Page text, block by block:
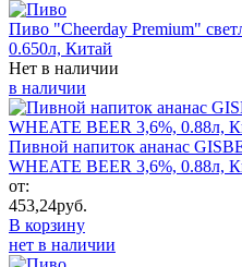
Пиво "Cheerday Premium"
0.650л, Китай
Нет в наличии
в наличии
Пивной напиток ананас
WHEATE BEER 3,6%, 0.88л,
от:
453,24руб.
В корзину
нет в наличии